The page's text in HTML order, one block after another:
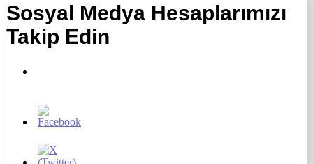
Sosyal Medya Hesaplarımızı
Takip Edin